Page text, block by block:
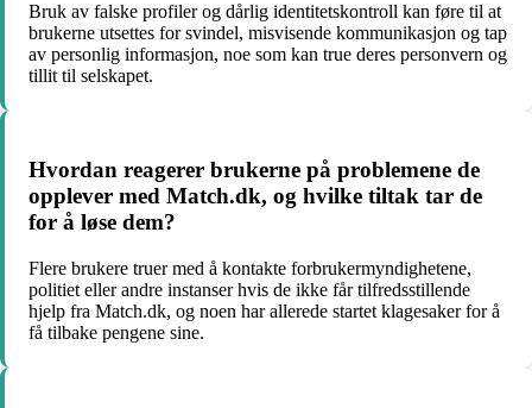
Bruk av falske profiler og dårlig identitetskontroll kan føre til at
brukerne utsettes for svindel, misvisende kommunikasjon og tap
av personlig informasjon, noe som kan true deres personvern og
tillit til selskapet.
Hvordan reagerer brukerne på problemene de
opplever med Match.dk, og hvilke tiltak tar de
for å løse dem?
Flere brukere truer med å kontakte forbrukermyndighetene,
politiet eller andre instanser hvis de ikke får tilfredsstillende
hjelp fra Match.dk, og noen har allerede startet klagesaker for å
få tilbake pengene sine.